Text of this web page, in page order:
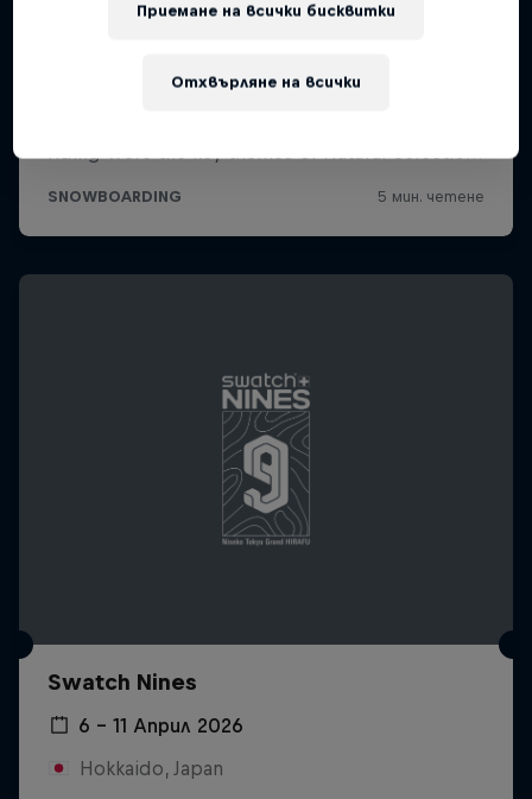
Swatch Nines
6 – 11 Април 2026
Hokkaido, Japan
Отхвърляне на всички
Приемане на всички бисквитки